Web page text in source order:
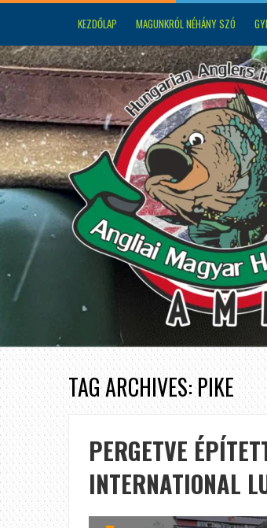
KEZDŐLAP MAGUNKRÓL NÉHÁNY SZÓ
TAG ARCHIVES: PIKE
PERGETVE
INTERNATIONAL